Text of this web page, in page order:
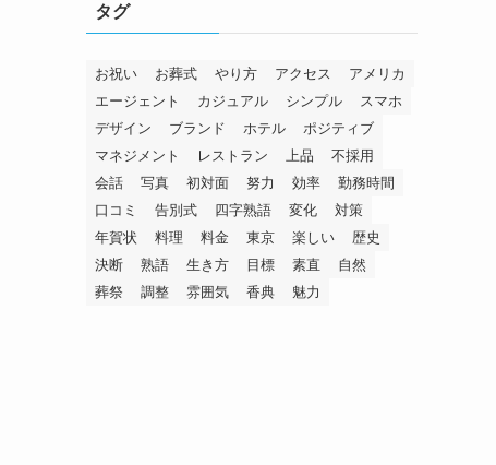
タグ
お祝い お葬式 やり方 アクセス
アメリカ
エージェント
カジュアル シンプル
スマホ
デザイン
ブランド ホテル
ポジティブ
マネジメント
レストラン 上品
不採用
会話
写真 初対面 努力 効率
勤務時間
口コミ
告別式 四字熟語 変化
対策
年賀状
料理 料金 東京 楽しい
歴史
決断
熟語 生き方 目標 素直
自然
葬祭
調整 雰囲気 香典 魅力